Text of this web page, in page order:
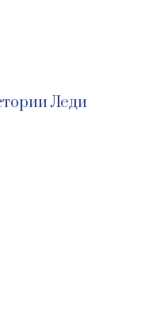
Леди